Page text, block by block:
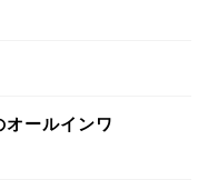
ールインワ